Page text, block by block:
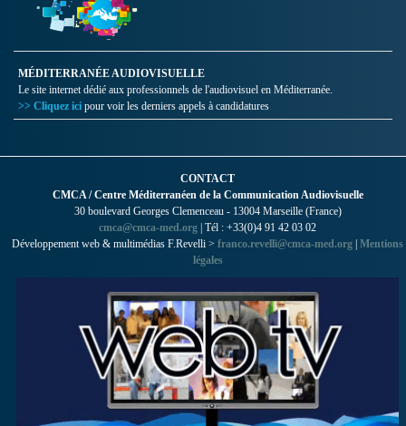
MÉDITERRANÉE AUDIOVISUELLE
Le site internet dédié aux professionnels de l'audiovisuel en Méditerranée.
>> Cliquez ici pour voir les derniers appels à candidatures
CONTACT
CMCA / Centre Méditerranéen de la Communication Audiovisuelle
30 boulevard Georges Clemenceau - 13004 Marseille (France)
cmca@cmca-med.org | Tél : +33(0)4 91 42 03 02
Développement web & multimédias F.Revelli > franco.revelli@cmca-med.org Mentions
légales